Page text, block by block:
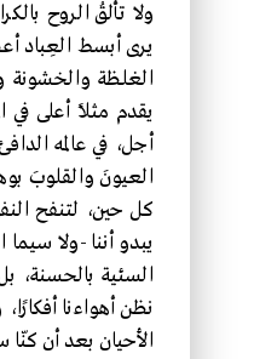
ولا تألقُ الروح
يرى أبسط العِباد
الغلظة والخشونة
يقدم مثلاً أعلى
أجل، في عالمه
العيونَ والقلوبَ
كل حين، لتنفح
يبدو أننا -ولا
السئية بالحسنة،
نظن أهواءنا
الأحيان بعد أن